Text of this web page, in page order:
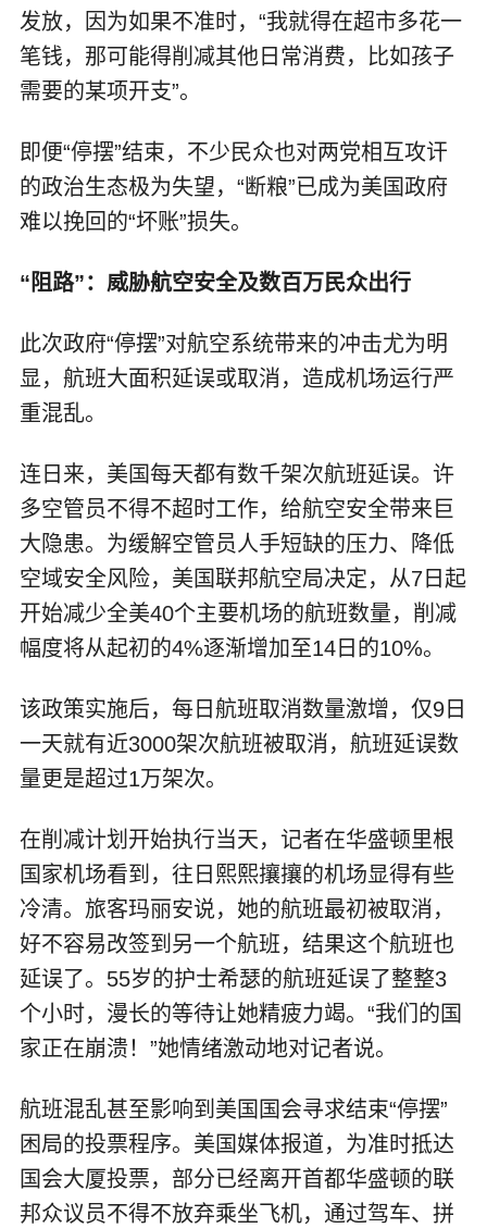
发放，因为如果不准时，“我就得在超市多花一
笔钱，那可能得削减其他日常消费，比如孩子
需要的某项开支”。
即便“停摆”结束，不少民众也对两党相互攻讦
的政治生态极为失望，“断粮”已成为美国政府
难以挽回的“坏账”损失。
“阻路”：威胁航空安全及数百万民众出行
此次政府“停摆”对航空系统带来的冲击尤为明
显，航班大面积延误或取消，造成机场运行严
重混乱。
连日来，美国每天都有数千架次航班延误。许
多空管员不得不超时工作，给航空安全带来巨
大隐患。为缓解空管员人手短缺的压力、降低
空域安全风险，美国联邦航空局决定，从7日起
开始减少全美40个主要机场的航班数量，削减
幅度将从起初的4%逐渐增加至14日的10%。
该政策实施后，每日航班取消数量激增，仅9日
一天就有近3000架次航班被取消，航班延误数
量更是超过1万架次。
在削减计划开始执行当天，记者在华盛顿里根
国家机场看到，往日熙熙攘攘的机场显得有些
冷清。旅客玛丽安说，她的航班最初被取消，
好不容易改签到另一个航班，结果这个航班也
延误了。55岁的护士希瑟的航班延误了整整3
个小时，漫长的等待让她精疲力竭。“我们的国
家正在崩溃！”她情绪激动地对记者说。
航班混乱甚至影响到美国国会寻求结束“停摆”
困局的投票程序。美国媒体报道，为准时抵达
国会大厦投票，部分已经离开首都华盛顿的联
邦众议员不得不放弃乘坐飞机，通过驾车、拼